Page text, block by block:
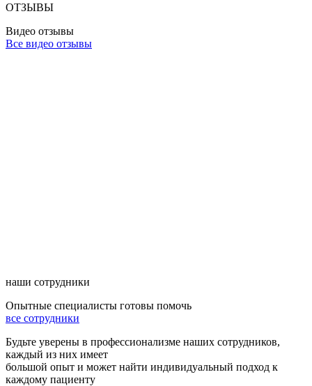
ОТЗЫВЫ
Видео отзывы
Все видео отзывы
наши сотрудники
Опытные специалисты готовы помочь
все сотрудники
Будьте уверены в профессионализме наших сотрудников,
каждый из них имеет
большой опыт и может найти индивидуальный подход к
каждому пациенту